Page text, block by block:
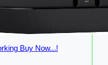
Buy Now...!